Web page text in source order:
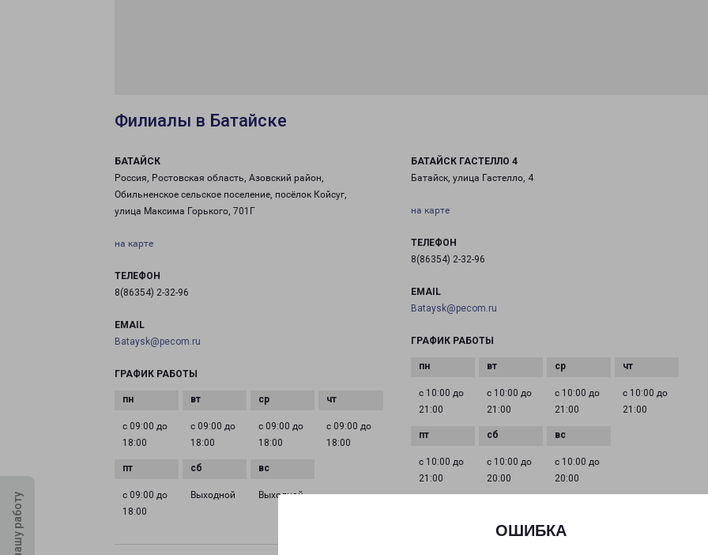
ОШИБКА
Филиалы в Батайске
БАТАЙСК
Россия, Ростовская область, Азовский район,
Обильненское сельское поселение, посёлок Койсуг,
улица Максима Горького, 701Г
на карте
ТЕЛЕФОН
8(86354) 2-32-96
EMAIL
Bataysk@pecom.ru
ГРАФИК РАБОТЫ
с 09:00 до
18:00
с 09:00 до
18:00
с 09:00 до
18:00
с 09:00 до
18:00
с 09:00 до
18:00
Выходной Выходной
БАТАЙСК ГАСТЕЛЛО 4
Батайск, улица Гастелло, 4
на карте
ТЕЛЕФОН
8(86354) 2-32-96
EMAIL
Bataysk@pecom.ru
ГРАФИК РАБОТЫ
с 10:00 до
21:00
с 10:00 до
21:00
с 10:00 до
21:00
с 10:00 до
21:00
с 10:00 до
21:00
с 10:00 до
20:00
с 10:00 до
20:00